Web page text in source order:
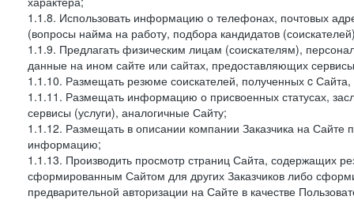
1.1.8. Использовать информацию о телефонах, почтовых
(вопросы найма на работу, подбора кандидатов
1.1.9. Предлагать физическим лицам (соискателям),
данные на ином сайте или сайтах, предоставляющих
1.1.10. Размещать резюме соискателей, полученных c
1.1.11. Размещать информацию о присвоенных статусах,
сервисы (услуги), аналогичные Сайту;
1.1.12. Размещать в описании компании Заказчика на Сайте
информацию;
1.1.13. Производить просмотр страниц Сайта, содержащих
сформированным Сайтом для других Заказчиков либо
предварительной авторизации на Сайте в качестве